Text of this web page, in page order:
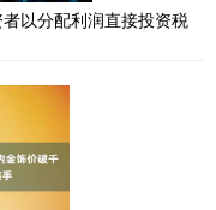
以分配利润直接投资税